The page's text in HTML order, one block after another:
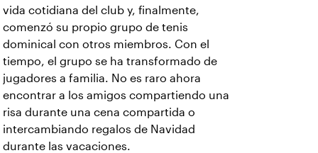
vida cotidiana del club y, finalmente,
comenzó su propio grupo de tenis
dominical con otros miembros. Con el
tiempo, el grupo se ha transformado de
jugadores a familia. No es raro ahora
encontrar a los amigos compartiendo una
risa durante una cena compartida o
intercambiando regalos de Navidad
durante las vacaciones.